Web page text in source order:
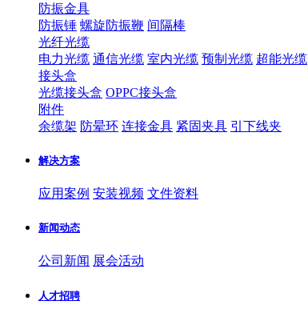
防振金具
防振锤 螺旋防振鞭 间隔棒
光纤光缆
电力光缆 通信光缆 室内光缆 预制光缆 超能光缆
接头盒
光缆接头盒 OPPC接头盒
附件
余缆架 防晕环 连接金具 紧固夹具 引下线夹
解决方案
应用案例 安装视频 文件资料
新闻动态
公司新闻 展会活动
人才招聘